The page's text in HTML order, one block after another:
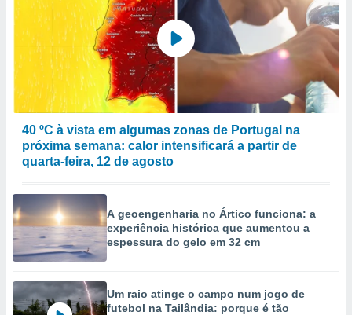
40 ºC à vista em algumas zonas de Portugal na
próxima semana: calor intensificará a partir de
quarta-feira, 12 de agosto
A geoengenharia no Ártico funciona: a
experiência histórica que aumentou a
espessura do gelo em 32 cm
Um raio atinge o campo num jogo de
futebol na Tailândia: porque é tão